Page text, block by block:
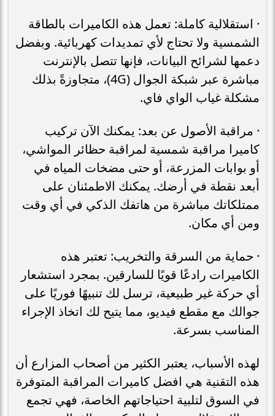
· استقلالية كاملة: تعمل هذه الكاميرات بالطاقة
الشمسية ولا تحتاج لأي تمديدات كهربائية. وبفضل
دعمها لشرائح البيانات، فإنها تتصل بالإنترنت
مباشرة عبر شبكة الجوال (4G)، متجاوزةً بذلك
مشكلة غياب الواي فاي.
· مراقبة الأصول عن بعد: يمكنك الآن تركيب
كاميرا مراقبة شمسية لمراقبة حظائر المواشي،
أو بوابات المزرعة، أو حتى مضخات المياه في
أبعد نقطة في أرضك. يمكنك الاطمئنان على
ممتلكاتك مباشرة من هاتفك الذكي في أي وقت
ومن أي مكان.
· حماية من السرقة والتخريب: تعتبر هذه
الكاميرات رادعًا قويًا للسارقين. بمجرد استشعار
أي حركة غير طبيعية، ترسل لك تنبيهًا فوريًا على
جوالك مع مقطع فيديو، مما يتيح لك اتخاذ الإجراء
المناسب بسرعة.
لهذه الأسباب، يعتبر الكثير من أصحاب المزارع أن
هذه التقنية هي افضل كاميرات المراقبة المتوفرة
في السوق لتلبية احتياجاتهم الخاصة، فهي تجمع